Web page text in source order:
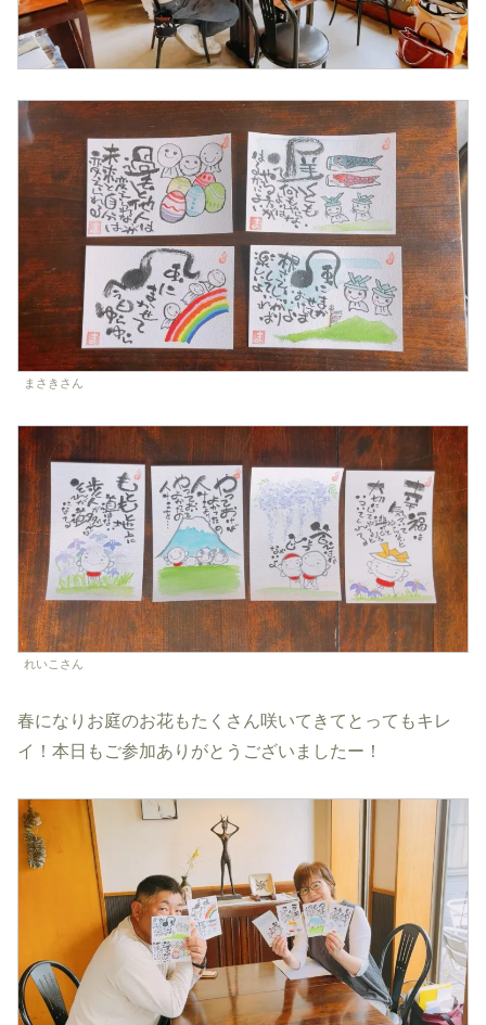
まさきさん
れいこさん
春になりお庭のお花もたくさん咲いてきてとってもキレ
イ！本日もご参加ありがとうございましたー！